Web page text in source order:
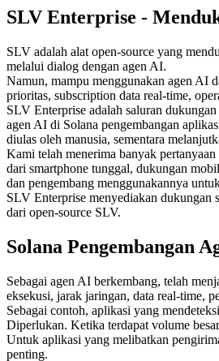
SLV Enterprise -
SLV adalah alat open-source yang
melalui dialog dengan agen AI.
Namun, mampu menggunakan agen AI
prioritas, subscription data real-time,
SLV Enterprise adalah saluran
agen AI di Solana pengembangan
diulas oleh manusia, sementara
Kami telah menerima banyak
dari smartphone tunggal, dukungan
dan pengembang menggunakannya
SLV Enterprise menyediakan dukungan
dari open-source SLV.
Solana Pengembangan
Sebagai agen AI berkembang, telah
eksekusi, jarak jaringan, data real-time,
Sebagai contoh, aplikasi yang
Diperlukan. Ketika terdapat volume
Untuk aplikasi yang melibatkan
penting.